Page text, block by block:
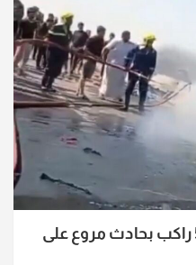
بالفديو.. نجاة 8 من أصل 50 راكب بحادث مروع على